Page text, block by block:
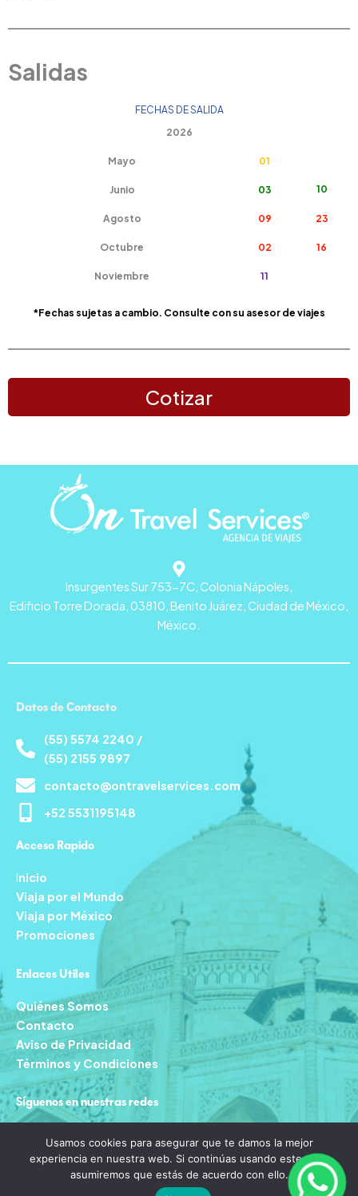
Salidas
FECHAS DE SALIDA
2026
Mayo 01
Junio 03 10
Agosto 09 23
Octubre 02 16
Noviembre 11
*Fechas sujetas a cambio. Consulte con su asesor de viajes
Cotizar
Insurgentes Sur 753-7C, Colonia Nápoles,
Edificio Torre Dorada, 03810, Benito Juárez, Ciudad de México,
México.
Datos de Contacto
(55) 5574 2240 /
(55) 2155 9897
contacto@ontravelservices.com
+52 5531195148
Acceso Rapido
Inicio
Viaja por el Mundo
Viaja por México
Promociones
Enlaces Utiles
Quiénes Somos
Contacto
Aviso de Privacidad
Términos y Condiciones
Síguenos en nuestras redes
a
c
e
n
s
t
i
k
t
o
u
t
Usamos cookies para asegurar que te damos la mejor
experiencia en nuestra web. Si continúas usando este sitio,
asumiremos que estás de acuerdo con ello.